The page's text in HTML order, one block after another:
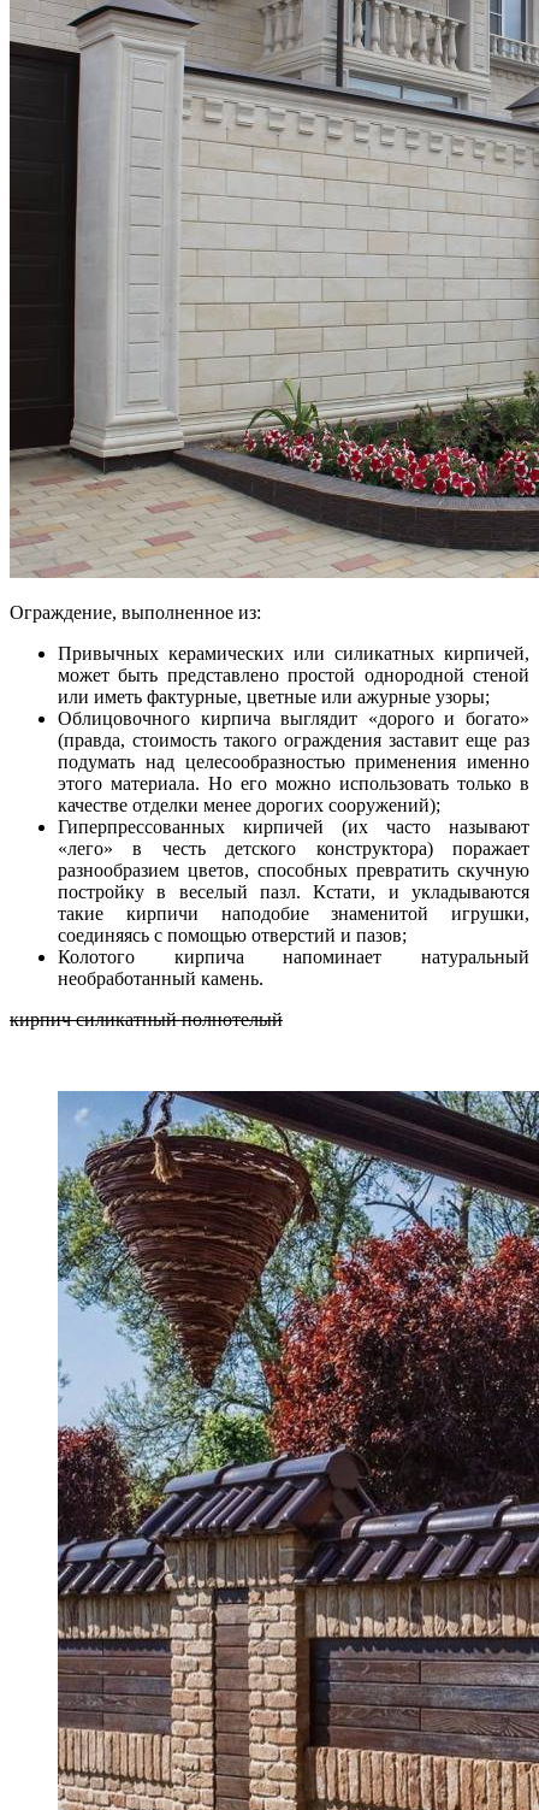
Ограждение, выполненное из:
Привычных керамических или силикатных кирпичей,
может быть представлено простой однородной стеной
или иметь фактурные, цветные или ажурные узоры;
Облицовочного кирпича выглядит «дорого и богато»
(правда, стоимость такого ограждения заставит еще раз
подумать над целесообразностью применения именно
этого материала. Но его можно использовать только в
качестве отделки менее дорогих сооружений);
Гиперпрессованных кирпичей (их часто называют
«лего» в честь детского конструктора) поражает
разнообразием цветов, способных превратить скучную
постройку в веселый пазл. Кстати, и укладываются
такие кирпичи наподобие знаменитой игрушки,
соединяясь с помощью отверстий и пазов;
Колотого кирпича напоминает натуральный
необработанный камень.
кирпич силикатный полнотелый